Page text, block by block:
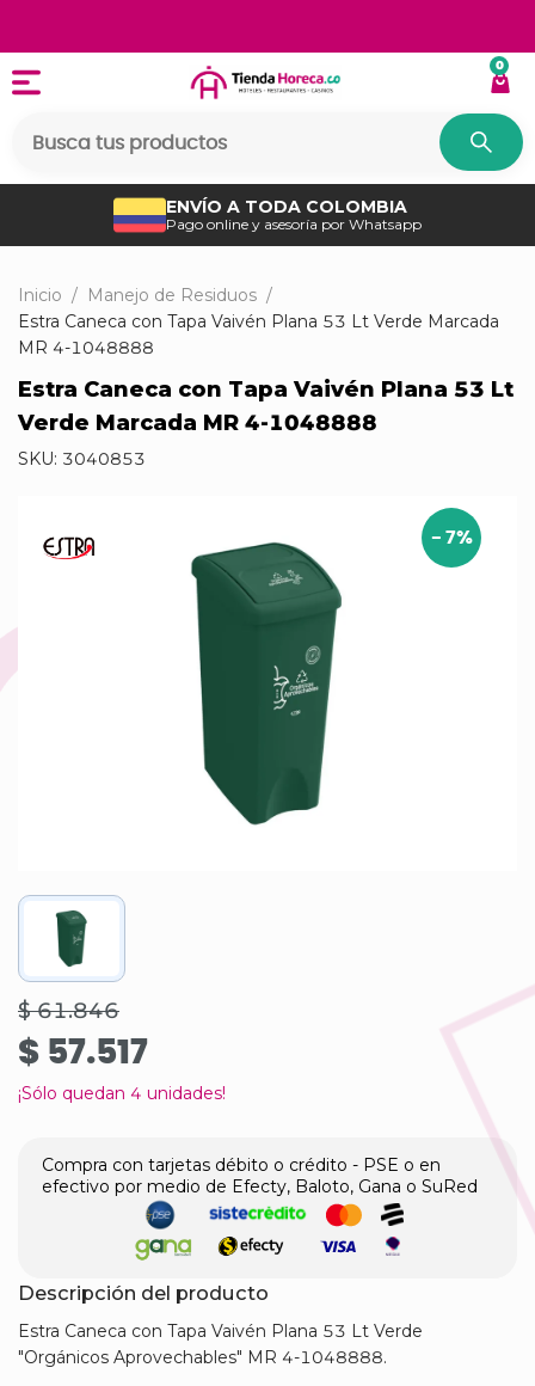
0
ENVÍO A TODA COLOMBIA
Pago online y asesoría por Whatsapp
Inicio / Manejo de Residuos /
Estra Caneca con Tapa Vaivén Plana 53 Lt Verde Marcada
MR 4-1048888
Estra Caneca con Tapa Vaivén Plana 53 Lt
Verde Marcada MR 4-1048888
SKU: 3040853
- 7%
¡Sólo quedan 4 unidades!
$ 61.846
$ 57.517
Compra con tarjetas débito o crédito - PSE o en
efectivo por medio de Efecty, Baloto, Gana o SuRed
Descripción del producto
Estra Caneca con Tapa Vaivén Plana 53 Lt Verde
"Orgánicos Aprovechables" MR 4-1048888.